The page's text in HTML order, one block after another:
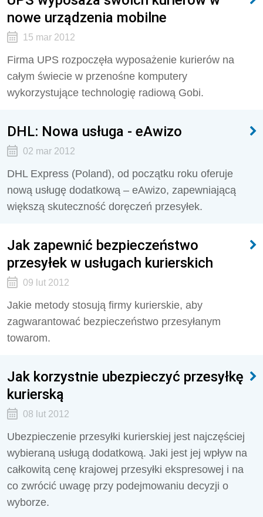
nowe urządzenia mobilne
15 mar 2012
Firma UPS rozpoczęła wyposażenie kurierów na
całym świecie w przenośne komputery
wykorzystujące technologię radiową Gobi.
DHL: Nowa usługa - eAwizo
02 mar 2012
DHL Express (Poland), od początku roku oferuje
nową usługę dodatkową – eAwizo, zapewniającą
większą skuteczność doręczeń przesyłek.
Jak zapewnić bezpieczeństwo
przesyłek w usługach kurierskich
09 lut 2012
Jakie metody stosują firmy kurierskie, aby
zagwarantować bezpieczeństwo przesyłanym
towarom.
Jak korzystnie ubezpieczyć przesyłkę
kurierską
08 lut 2012
Ubezpieczenie przesyłki kurierskiej jest najczęściej
wybieraną usługą dodatkową. Jaki jest jej wpływ na
całkowitą cenę krajowej przesyłki ekspresowej i na
co zwrócić uwagę przy podejmowaniu decyzji o
wyborze.